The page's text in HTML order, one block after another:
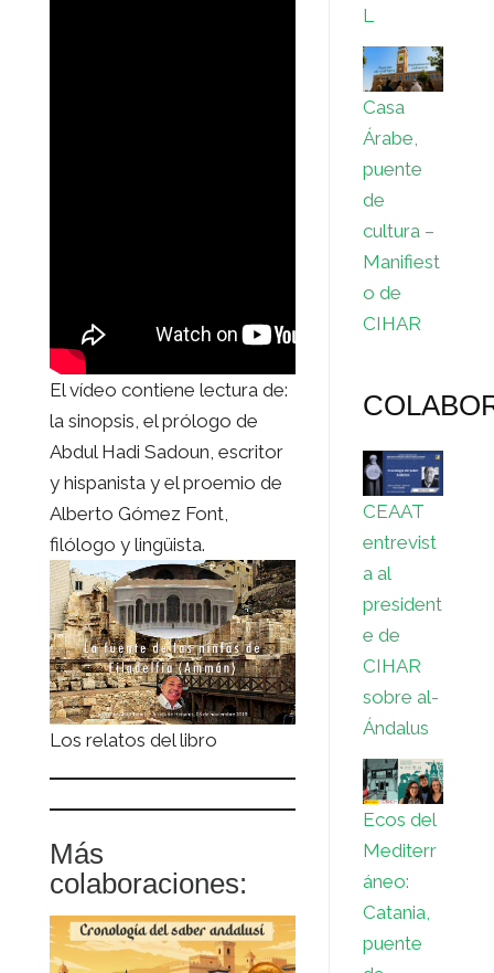
El vídeo contiene lectura de:
la sinopsis, el prólogo de
Abdul Hadi Sadoun​, escritor
y hispanista y el proemio de
Alberto Gómez Font​,
filólogo y lingüista.
Los relatos del libro
Más
colaboraciones:
L
Casa
Árabe,
puente
de
cultura –
Manifiest
o de
CIHAR
CEAAT
entrevist
a al
president
e de
CIHAR
sobre al-
Ándalus
Ecos del
Mediterr
áneo:
Catania,
puente